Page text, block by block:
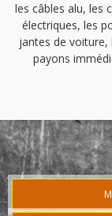
les câbles alu, les
électriques, les
jantes de voiture,
payons